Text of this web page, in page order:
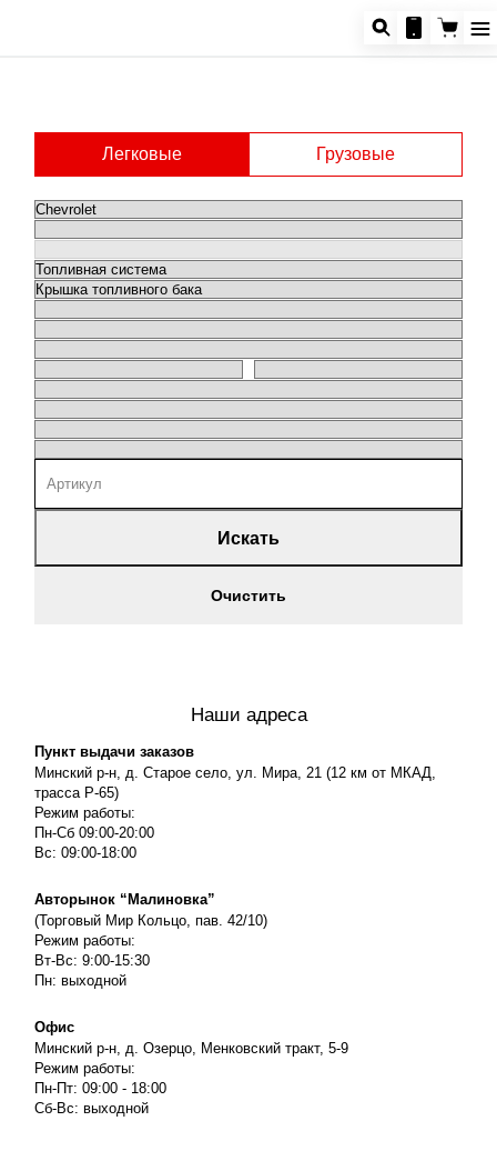
Легковые Грузовые
Искать
Очистить
Наши адреса
Пункт выдачи заказов
Минский р-н, д. Старое село, ул. Мира, 21 (12 км от МКАД,
трасса P-65)
Режим работы:
Пн-Сб 09:00-20:00
Вс: 09:00-18:00
Авторынок “Малиновка”
(Торговый Мир Кольцо, пав. 42/10)
Режим работы:
Вт-Вс: 9:00-15:30
Пн: выходной
Офис
Минский р-н, д. Озерцо, Менковский тракт, 5-9
Режим работы:
Пн-Пт: 09:00 - 18:00
Сб-Вс: выходной